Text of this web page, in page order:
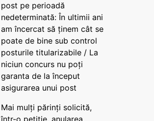
post pe perioadă
nedeterminată: În ultimii ani
am încercat să ținem cât se
poate de bine sub control
posturile titularizabile / La
niciun concurs nu poți
garanta de la început
asigurarea unui post
Mai mulți părinți solicită,
într-o petiție, anularea